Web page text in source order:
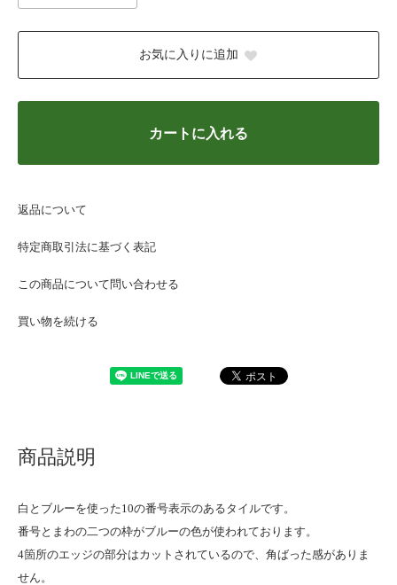
お気に入りに追加
カートに入れる
返品について
特定商取引法に基づく表記
この商品について問い合わせる
買い物を続ける
商品説明
白とブルーを使った10の番号表示のあるタイルです。
番号とまわの二つの枠がブルーの色が使われております。
4箇所のエッジの部分はカットされているので、角ばった感がありま
せん。